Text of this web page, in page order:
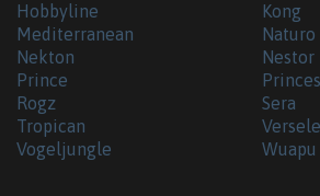
Hobbyline
Kong
Mediterranean
Naturo
Nekton
Nestor
Prince
Rogz
Sera
Tropican
Vogeljungle
Wuapu